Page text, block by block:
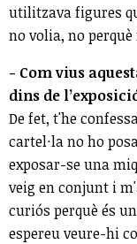
utilitzava figures
no volia, no perquè
- Com vius
dins de
De fet, t'he
cartel·la no ho
exposar-se una
veig en conjunt i
curiós perquè és
espereu veure-hi